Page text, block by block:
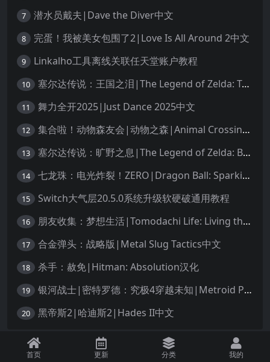
7 潜水员戴夫|Dave the Diver中文
8 完蛋！我被美女包围了2|Love Is All Around 2中文
9 Linkalho工具离线关联任天堂账户教程
10 塞尔达传说：王国之泪|The Legend of Zelda: Tears of the Kingdom中文
11 舞力全开2025|Just Dance 2025中文
12 集合啦！动物森友会|动物之森|Animal Crossing: New Horizons中文
13 塞尔达传说：旷野之息|The Legend of Zelda: Breath of the Wild中文
14 七龙珠：电光炸裂！ZERO|Dragon Ball: Sparking! Zero中文
15 Switch大气层20.5.0系统升级软硬破通用教程
16 朋友收集：梦想生活|Tomodachi Life: Living the Dream中文
17 合金弹头：战略版|Metal Slug Tactics中文
18 杀手：赦免|Hitman: Absolution汉化
19 银河战士|密特罗德：究极4穿越未知|Metroid Prime 4: Beyond中文
20 黑帝斯2|哈迪斯2|Hades II中文
免责声明：本站资源均源自网络，诺涉及您的版权，知识产权或其他利益，请附
首页 更新 分类 我的